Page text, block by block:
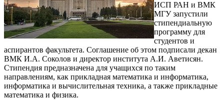
ИСП РАН и ВМК
МГУ запустили
стипендиальную
программу для
студентов и
аспирантов факультета. Соглашение об этом подписали декан
ВМК И.А. Соколов и директор института А.И. Аветисян.
Стипендия предназначена для учащихся по таким
направлениям, как прикладная математика и информатика,
информатика и вычислительная техника, а также прикладные
математика и физика.